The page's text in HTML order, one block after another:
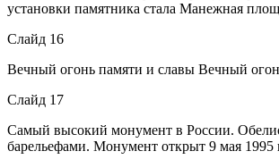
установки памятника стала Манежная
Слайд 16
Вечный огонь памяти и славы Вечный
Слайд 17
Самый высокий монумент в России.
барельефами. Монумент открыт 9 мая